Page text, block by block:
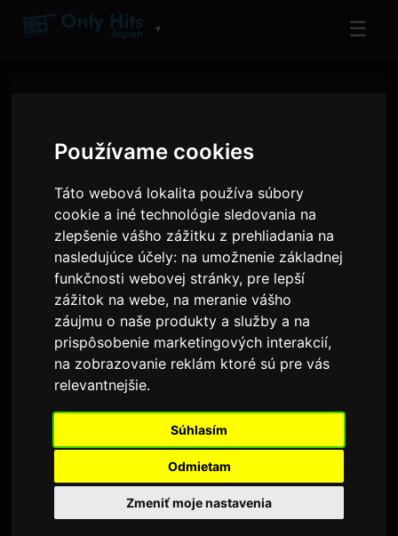
Používame cookies
Táto webová lokalita používa súbory
cookie a iné technológie sledovania na
zlepšenie vášho zážitku z prehliadania na
nasledujúce účely: na umožnenie základnej
funkčnosti webovej stránky, pre lepší
zážitok na webe, na meranie vášho
záujmu o naše produkty a služby a na
prispôsobenie marketingových interakcií,
na zobrazovanie reklám ktoré sú pre vás
relevantnejšie.
Súhlasím
Odmietam
Zmeniť moje nastavenia
▼ ☰
MXV debutuje na Nippon
Columbia so singlom
'Perfume'
Autor:
Preložené z angličtiny
2,436 zobrazení
Prvý singel 'Perfume' vyšiel 3. júna pod